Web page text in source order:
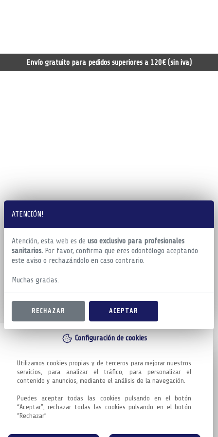
ATENCIÓN!
Atención, esta web es de uso exclusivo para profesionales
sanitarios. Por favor, confirma que eres odontólogo aceptando
este aviso o rechazándolo en caso contrario.
Muchas gracias.
RECHAZAR ACEPTAR
Configuración de cookies
Utilizamos cookies propias y de terceros para mejorar nuestros
servicios, para analizar el tráfico, para personalizar el
contenido y anuncios, mediante el análisis de la navegación.
Puedes aceptar todas las cookies pulsando en el botón
“Aceptar”, rechazar todas las cookies pulsando en el botón
“Rechazar”
Envío gratuito para pedidos superiores a 120€ (sin iva)